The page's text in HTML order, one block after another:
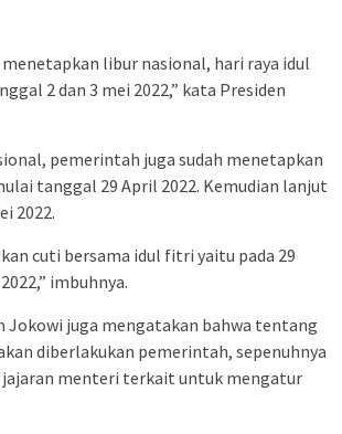
libur nasional, hari raya idul
2 dan 3 mei 2022,” kata Presiden
pemerintah juga sudah menetapkan
tanggal 29 April 2022. Kemudian lanjut
2022.
cuti bersama idul fitri yaitu pada 29
imbuhnya.
Jokowi juga mengatakan bahwa tentang
diberlakukan pemerintah, sepenuhnya
jajaran menteri terkait untuk mengatur